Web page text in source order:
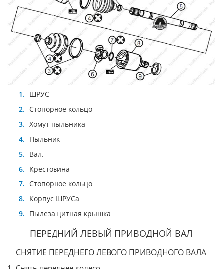
ШРУС
Стопорное кольцо
Хомут пыльника
Пыльник
Вал.
Крестовина
Стопорное кольцо
Корпус ШРУСа
Пылезащитная крышка
ПЕРЕДНИЙ ЛЕВЫЙ ПРИВОДНОЙ ВАЛ
СНЯТИЕ ПЕРЕДНЕГО ЛЕВОГО ПРИВОДНОГО ВАЛА